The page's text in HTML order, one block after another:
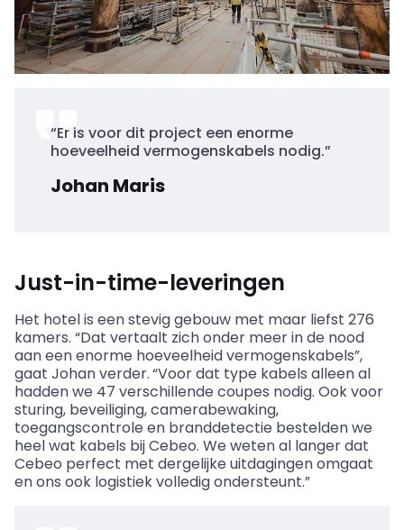
“Er is voor dit project een enorme
hoeveelheid vermogenskabels nodig.”
Johan Maris
Just-in-time-leveringen
Het hotel is een stevig gebouw met maar liefst 276
kamers. “Dat vertaalt zich onder meer in de nood
aan een enorme hoeveelheid vermogenskabels”,
gaat Johan verder.“Voor dat type kabels alleen al
hadden we 47 verschillende coupes nodig. Ook voor
sturing, beveiliging, camerabewaking,
toegangscontrole en branddetectie bestelden we
heel wat kabels bijCebeo. We weten al langer dat
Cebeo perfect met dergelijke uitdagingen omgaat
en ons ook logistiek volledig ondersteunt.”